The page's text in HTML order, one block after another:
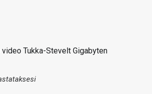
Tukka-Stevelt Gigabyten